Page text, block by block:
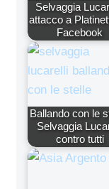
Selvaggia
attacco a
Facebook
Ballando con le
Selvaggia
contro tutti